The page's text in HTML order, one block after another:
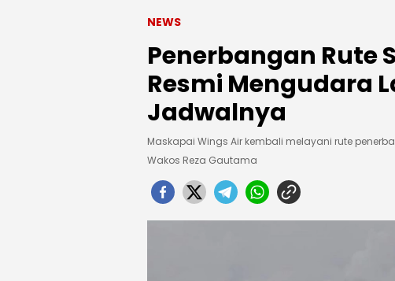
NEWS
Penerbangan
Resmi Mengudara
Jadwalnya
Maskapai Wings Air kembali melayani rute
Wakos Reza Gautama